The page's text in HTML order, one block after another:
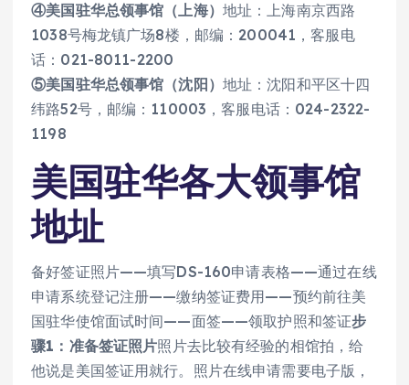
④美国驻华总领事馆（上海） 地址：上海南京西路
1038号梅龙镇广场8楼，邮编：200041，客服电
话：021-8011-2200
⑤美国驻华总领事馆（沈阳） 地址：沈阳和平区十四
纬路52号，邮编：110003，客服电话：024-2322-
1198
美国驻华各大领事馆
地址
备好签证照片——填写DS-160申请表格——通过在线
申请系统登记注册——缴纳签证费用——预约前往美
国驻华使馆面试时间——面签——领取护照和签证步
骤1：准备签证照片照片去比较有经验的相馆拍，给
他说是美国签证用就行。照片在线申请需要电子版，